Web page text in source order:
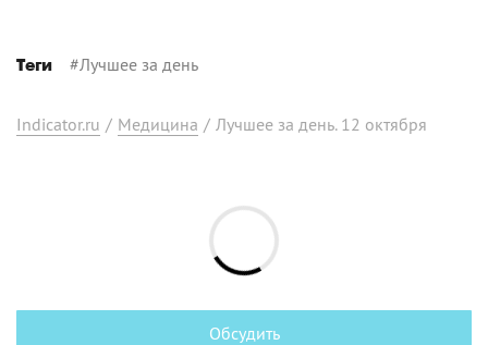
Теги #Лучшее за день
Indicator.ru / Медицина / Лучшее за день. 12 октября
Обсудить